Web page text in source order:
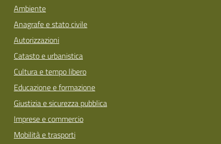
Ambiente
Anagrafe e stato civile
Autorizzazioni
Catasto e urbanistica
Cultura e tempo libero
Educazione e formazione
Giustizia e sicurezza pubblica
Imprese e commercio
Mobilità e trasporti